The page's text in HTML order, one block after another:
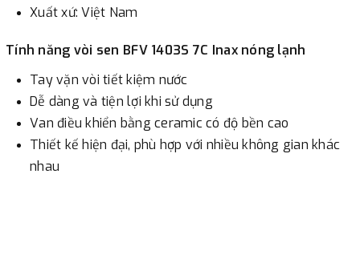
Xuất xứ: Việt Nam
Tính năng vòi sen BFV 1403S 7C Inax nóng lạnh
Tay vặn vòi tiết kiệm nước
Dễ dàng và tiện lợi khi sử dụng
Van điều khiển bằng ceramic có độ bền cao
Thiết kế hiện đại, phù hợp với nhiều không gian khác
nhau